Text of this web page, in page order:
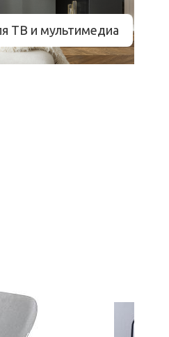
ТВ и мультимедиа